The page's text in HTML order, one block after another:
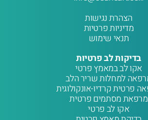
הצהרת נגישות
מדיניות פרטיות
תנאי שימוש
בדיקות לב פרטיות
אקו לב במאמץ פרטי
למחלות שריר הלב
פרטית קרדיו-אונקולוגית
מרפאת מסתמים פרטית
אקו לב פרטי